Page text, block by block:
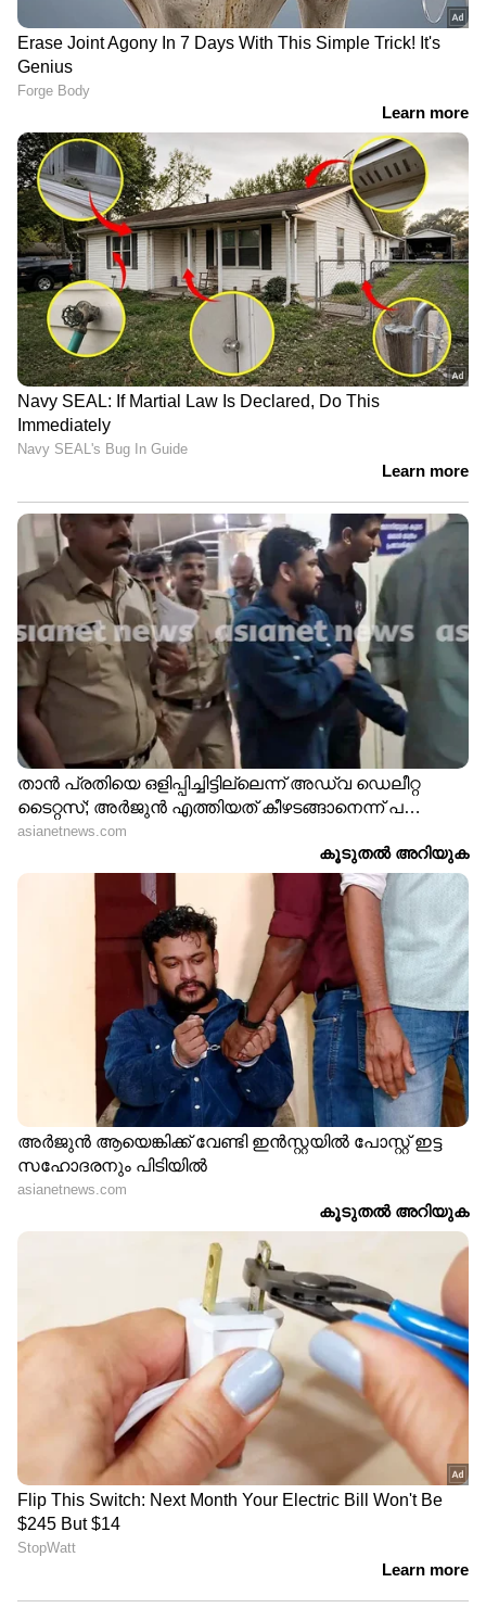
LATEST VIDEOS
കേരളത്തിലെ എല്ലാ വാർത്തകൾKerala
Newsഅറിയാൻ എപ്പോഴും ഏഷ്യാനെറ്റ്
ന്യൂസ് വാർത്തകൾ.Malayalam News
തത്സമയ അപ്‌ഡേറ്റുകളും ആഴത്തിലുള്ള
വിശകലനവും സമഗ്രമായ റിപ്പോർട്ടിംഗും —
എല്ലാം ഒരൊറ്റ സ്ഥലത്ത്. ഏത് സമയത്തും,
എവിടെയും വിശ്വസനീയമായ വാർത്തകൾ
ലഭിക്കാൻAsianet News Malayalam
ABOUT THE AUTHOR
WD Web Desk
കേരള വാർത്തകൾ
Published :Nov 19 2024, 01:01 PM IST
DOWNLOAD APP
RECOMMENDED STORIES
കിടന്നിരുന്നത് പ്ലാസ്റ്റിക്ക്
പാകിയ കട്ടിലിൽ,
വൈദ്യുതി മുടങ്ങുന്നത്
പതിവ്, അടിയിൽ
കത്തിച്ചിരിക്കാം എന്ന്
'പ്രതിയുടെ പേര്
നടേശൻ പ്രതിയായ
കേസില്‍ അന്വേഷണ